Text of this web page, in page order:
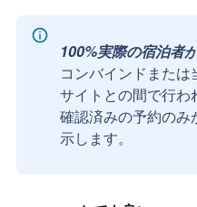
100%実際の宿泊者が
コンバインドまた
サイトとの間で行わ
確認済みの予約のみ
示します。